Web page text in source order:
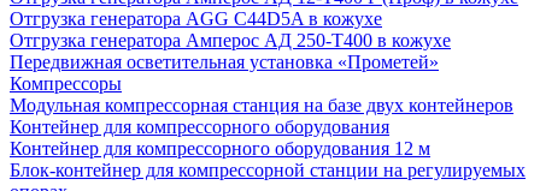
Отгрузка генератора AGG C44D5A в кожухе
Отгрузка генератора Амперос АД 250-Т400 в кожухе
Передвижная осветительная установка «Прометей»
Компрессоры
Модульная компрессорная станция на базе двух контейнеров
Контейнер для компрессорного оборудования
Контейнер для компрессорного оборудования 12 м
Блок-контейнер для компрессорной станции на регулируемых